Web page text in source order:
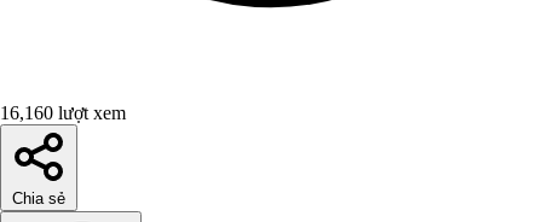
16,160 lượt xem
Chia sẻ